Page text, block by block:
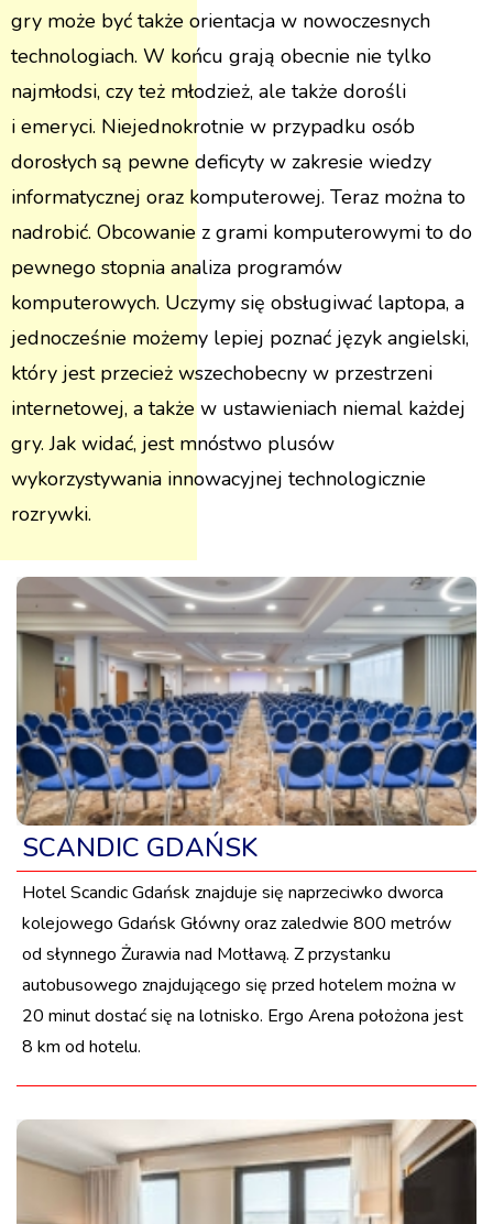
gry może być także orientacja w nowoczesnych
technologiach. W końcu grają obecnie nie tylko
najmłodsi, czy też młodzież, ale także dorośli
i emeryci. Niejednokrotnie w przypadku osób
dorosłych są pewne deficyty w zakresie wiedzy
informatycznej oraz komputerowej. Teraz można to
nadrobić. Obcowanie z grami komputerowymi to do
pewnego stopnia analiza programów
komputerowych. Uczymy się obsługiwać laptopa, a
jednocześnie możemy lepiej poznać język angielski,
który jest przecież wszechobecny w przestrzeni
internetowej, a także w ustawieniach niemal każdej
gry. Jak widać, jest mnóstwo plusów
wykorzystywania innowacyjnej technologicznie
rozrywki.
SCANDIC GDAŃSK
Hotel Scandic Gdańsk znajduje się naprzeciwko dworca
kolejowego Gdańsk Główny oraz zaledwie 800 metrów
od słynnego Żurawia nad Motławą. Z przystanku
autobusowego znajdującego się przed hotelem można w
20 minut dostać się na lotnisko. Ergo Arena położona jest
8 km od hotelu.